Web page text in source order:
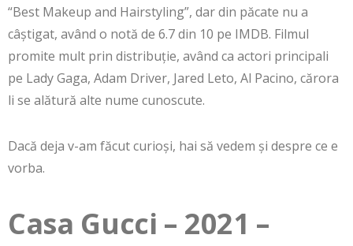
“Best Makeup and Hairstyling”, dar din păcate nu a
câștigat, având o notă de 6.7 din 10 pe IMDB. Filmul
promite mult prin distribuție, având ca actori principali
pe Lady Gaga, Adam Driver, Jared Leto, Al Pacino, cărora
li se alătură alte nume cunoscute.
Dacă deja v-am făcut curioși, hai să vedem și despre ce e
vorba.
Casa Gucci – 2021 –